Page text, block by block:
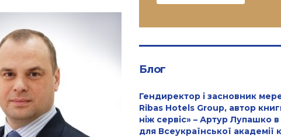
Блог
Гендиректор і засновник
Ribas Hotels Group, автор
ніж сервіс» – Артур Лупашко в
для Всеукраїнської академії